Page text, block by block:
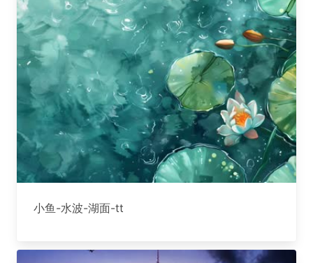
小鱼-水波-湖面-tt